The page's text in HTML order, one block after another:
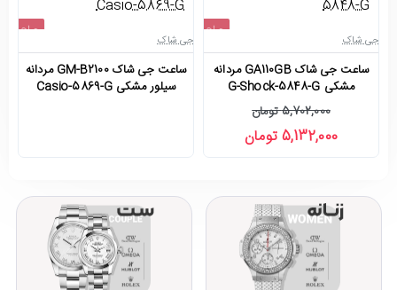
حراج
-10%
جی شاک
ساعت جی شاک GA110GB مردانه
مشکی G-Shock-5848-G
5,132,000 تومان
5,702,000 تومان
حراج
اتمام موجودی
جی شاک
ساعت جی شاک GM-B2100 مردانه
سیلور مشکی Casio-5869-G